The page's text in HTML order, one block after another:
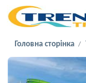
Головна сторінка